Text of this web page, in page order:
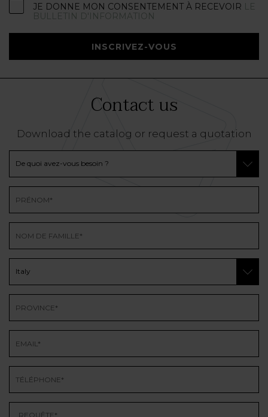
JE DONNE MON CONSENTEMENT À RECEVOIR LE
BULLETIN D'INFORMATION
INSCRIVEZ-VOUS
Contact us
Download the catalog or request a quotation